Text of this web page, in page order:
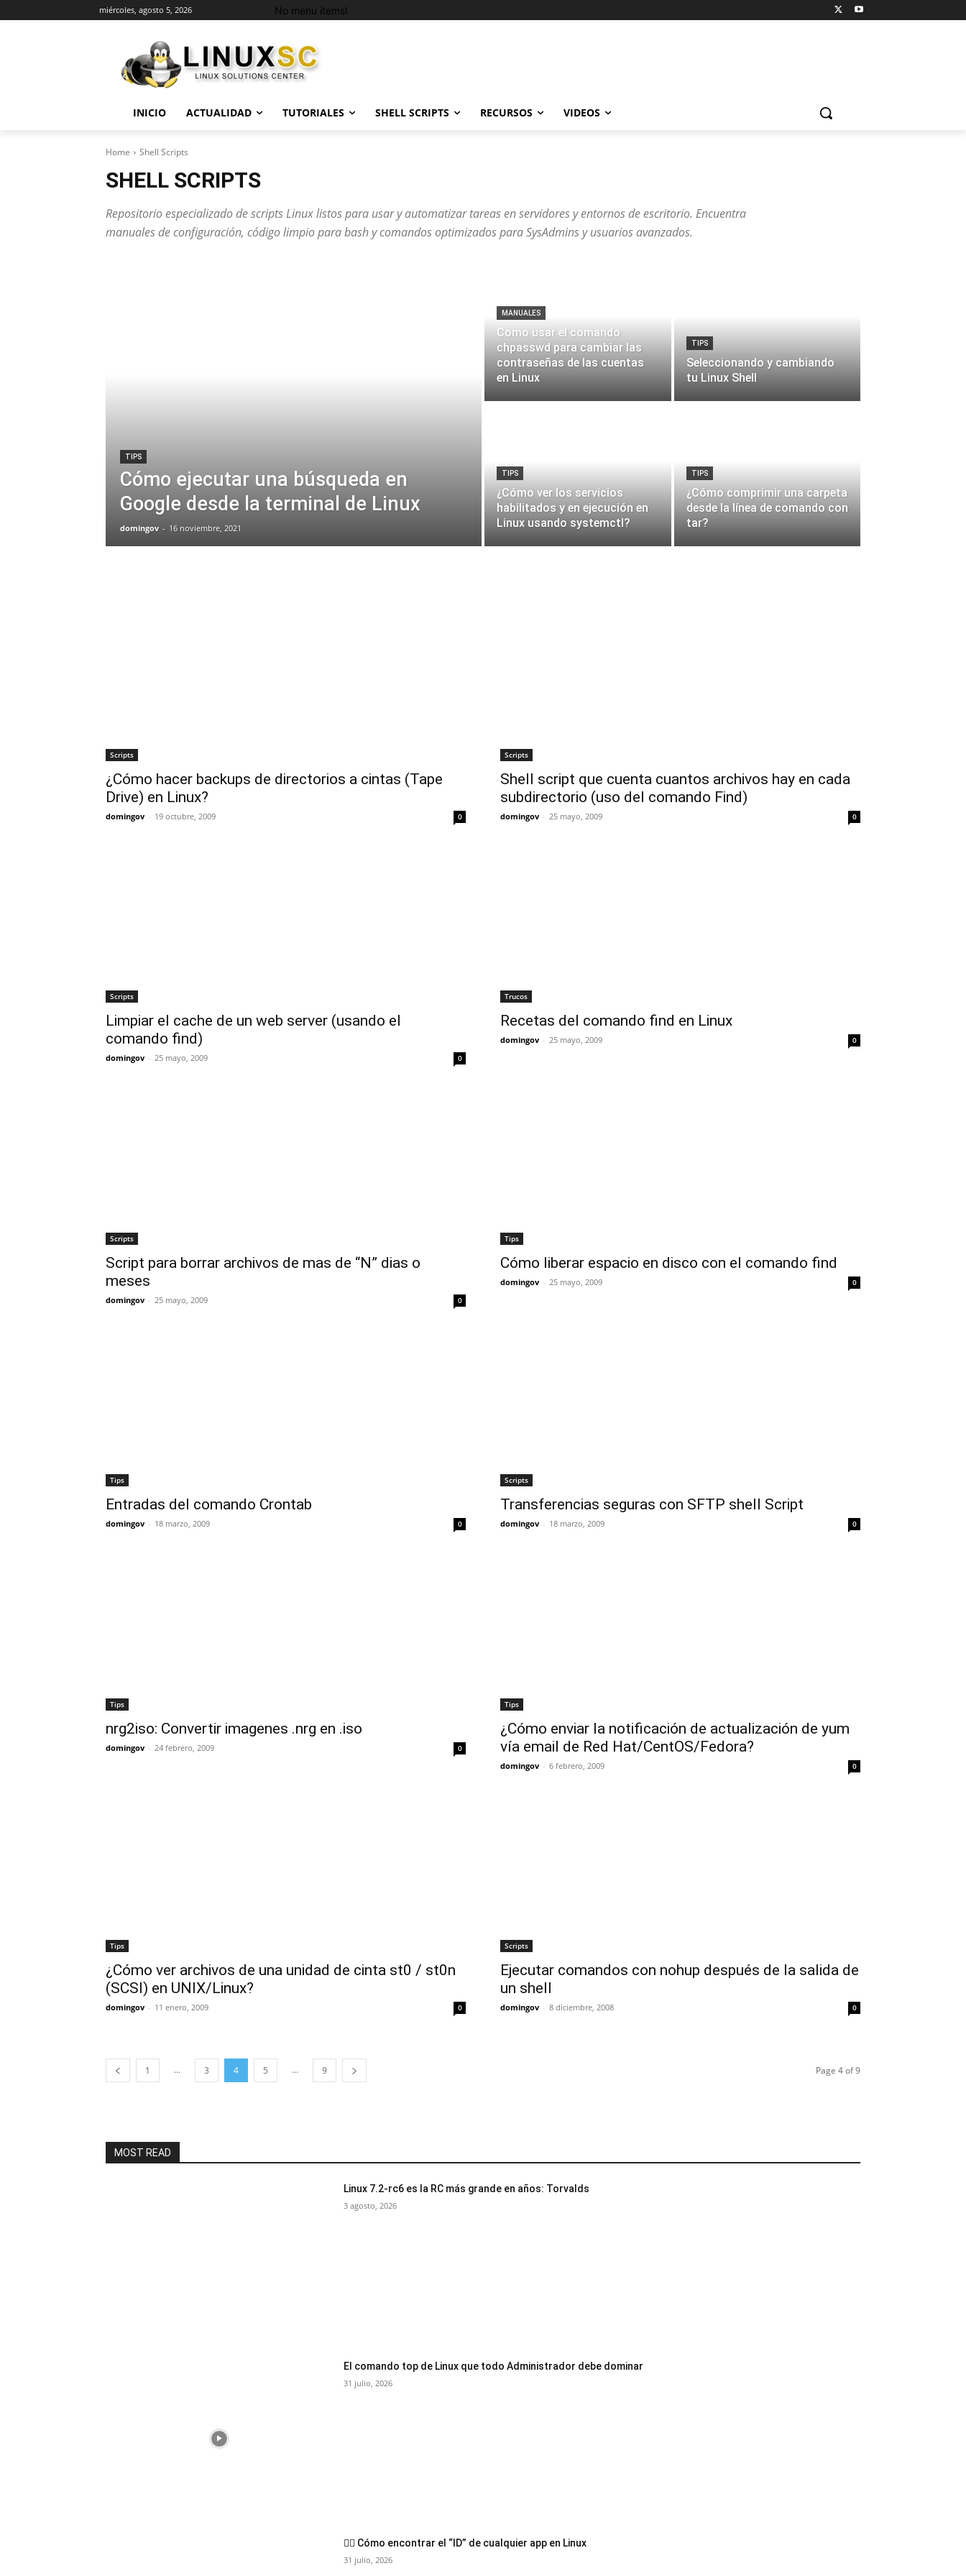
miércoles, agosto 5, 2026 No menu items!
INICIO ACTUALIDAD TUTORIALES SHELL SCRIPTS RECURSOS VIDEOS
Home Shell Scripts
SHELL SCRIPTS
Repositorio especializado de scripts Linux listos para usar y automatizar tareas en servidores y entornos de escritorio. Encuentra
manuales de configuración, código limpio para bash y comandos optimizados para SysAdmins y usuarios avanzados.
TIPS
Cómo ejecutar una búsqueda en
Google desde la terminal de Linux
domingov - 16 noviembre, 2021
MANUALES
Como usar el comando
chpasswd para cambiar las
contraseñas de las cuentas
en Linux
TIPS
Seleccionando y cambiando
tu Linux Shell
TIPS
¿Cómo ver los servicios
habilitados y en ejecución en
Linux usando systemctl?
TIPS
¿Cómo comprimir una carpeta
desde la línea de comando con
tar?
Scripts
¿Cómo hacer backups de directorios a cintas (Tape
Drive) en Linux?
domingov - 19 octubre, 2009 0
Scripts
Shell script que cuenta cuantos archivos hay en cada
subdirectorio (uso del comando Find)
domingov - 25 mayo, 2009 0
Scripts
Limpiar el cache de un web server (usando el
comando find)
domingov - 25 mayo, 2009 0
Trucos
Recetas del comando find en Linux
domingov - 25 mayo, 2009 0
Scripts
Script para borrar archivos de mas de “N” dias o
meses
domingov - 25 mayo, 2009 0
Tips
Cómo liberar espacio en disco con el comando find
domingov - 25 mayo, 2009 0
Tips
Entradas del comando Crontab
domingov - 18 marzo, 2009 0
Scripts
Transferencias seguras con SFTP shell Script
domingov - 18 marzo, 2009 0
Tips
nrg2iso: Convertir imagenes .nrg en .iso
domingov - 24 febrero, 2009 0
Tips
¿Cómo enviar la notificación de actualización de yum
vía email de Red Hat/CentOS/Fedora?
domingov - 6 febrero, 2009 0
Tips
¿Cómo ver archivos de una unidad de cinta st0 / st0n
(SCSI) en UNIX/Linux?
domingov - 11 enero, 2009 0
Scripts
Ejecutar comandos con nohup después de la salida de
un shell
domingov - 8 diciembre, 2008 0
1 ... 3 4 5 ... 9 Page 4 of 9
MOST READ
Linux 7.2-rc6 es la RC más grande en años: Torvalds
3 agosto, 2026
El comando top de Linux que todo Administrador debe dominar
31 julio, 2026
🕵️‍♂️ Cómo encontrar el “ID” de cualquier app en Linux
31 julio, 2026